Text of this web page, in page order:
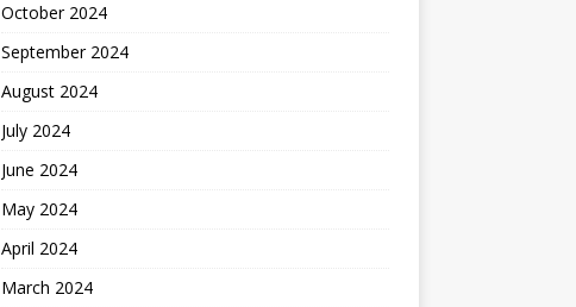
October 2024
September 2024
August 2024
July 2024
June 2024
May 2024
April 2024
March 2024